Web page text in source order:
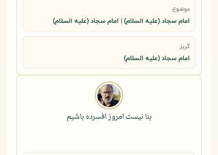
موضوع
امام سجاد (علیه السلام) | امام سجاد (علیه السلام)
گریز
امام سجاد (علیه السلام)
بنا نیست امروز افسرده باشیم